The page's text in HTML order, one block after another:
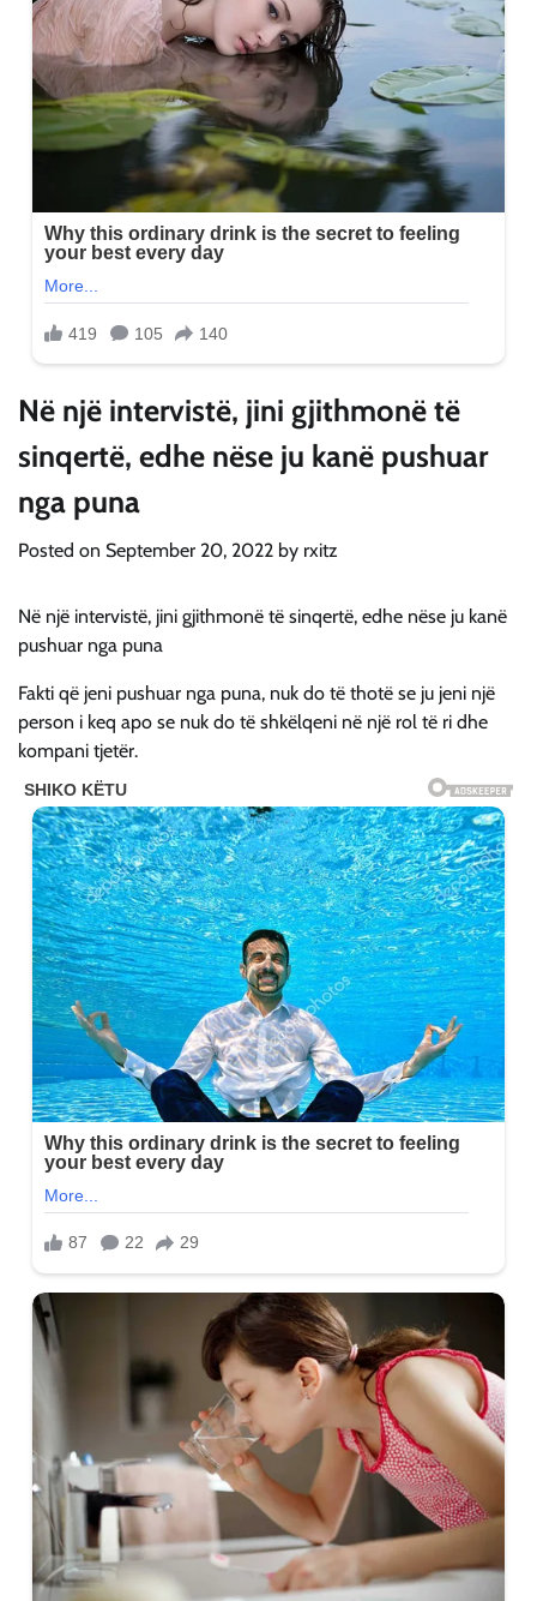
Në një intervistë, jini gjithmonë të
sinqertë, edhe nëse ju kanë pushuar
nga puna
Posted on September 20, 2022 by rxitz
Në një intervistë, jini gjithmonë të sinqertë, edhe nëse ju kanë
pushuar nga puna
Fakti që jeni pushuar nga puna, nuk do të thotë se ju jeni një
person i keq apo se nuk do të shkëlqeni në një rol të ri dhe
kompani tjetër.